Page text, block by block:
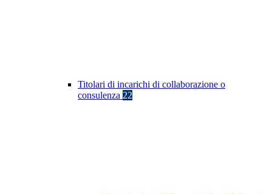
Titolari di incarichi di collaborazione o
consulenza 22